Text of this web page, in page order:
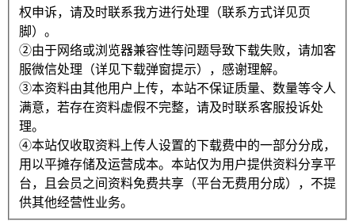
权申诉，请及时联系我方进行处理（联系方式详见页
脚）。
②由于网络或浏览器兼容性等问题导致下载失败，请加客
服微信处理（详见下载弹窗提示），感谢理解。
③本资料由其他用户上传，本站不保证质量、数量等令人
满意，若存在资料虚假不完整，请及时联系客服投诉处
理。
④本站仅收取资料上传人设置的下载费中的一部分分成，
用以平摊存储及运营成本。本站仅为用户提供资料分享平
台，且会员之间资料免费共享（平台无费用分成），不提
供其他经营性业务。